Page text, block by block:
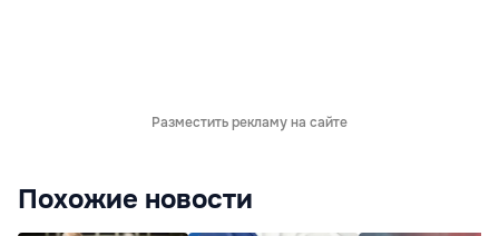
Разместить рекламу на сайте
Похожие новости